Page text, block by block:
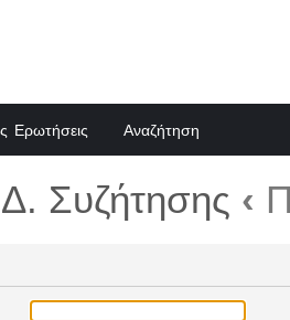
Ερωτήσεις Αναζήτηση
Συζήτησης ‹